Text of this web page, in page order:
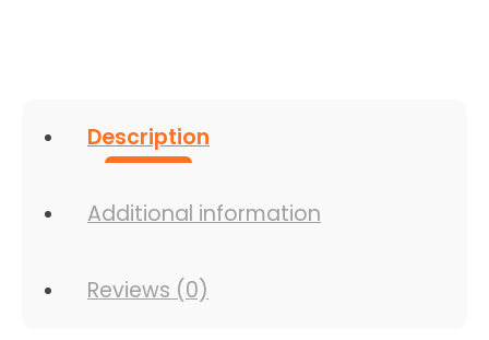
Description
Additional information
Reviews (0)